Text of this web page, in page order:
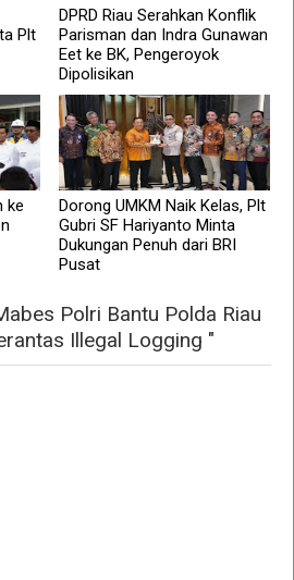
Plt
DPRD Riau Serahkan Konflik
Parisman dan Indra Gunawan
Eet ke BK, Pengeroyok
Dipolisikan
ke
Dorong UMKM Naik Kelas, Plt
Gubri SF Hariyanto Minta
Dukungan Penuh dari BRI
Pusat
Polri Bantu Polda Riau
Illegal Logging "